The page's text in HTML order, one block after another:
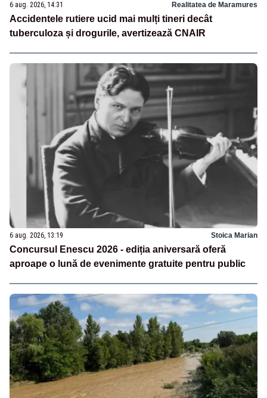
6 aug. 2026, 14:31 Realitatea de Maramures
Accidentele rutiere ucid mai mulți tineri decât
tuberculoza și drogurile, avertizează CNAIR
6 aug. 2026, 13:19 Stoica Marian
Concursul Enescu 2026 - ediția aniversară oferă
aproape o lună de evenimente gratuite pentru public